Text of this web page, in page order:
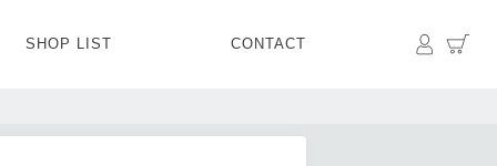
SHOP LIST CONTACT マイペ